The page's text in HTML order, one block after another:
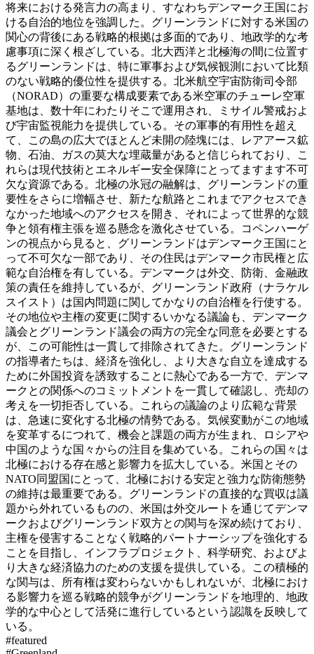
将来における発言力の高まり、すなわちデンマーク王国にお
ける自治的地位を強調した。 グリーンランドに対する米国の
関心の背後にある戦略的根拠は多面的であり、地政学的な考
慮事項に深く根ざしている。北大西洋と北極海の間に位置す
るグリーンランドは、特に軍事および気候観測において比類
のない戦略的優位性を提供する。北米航空宇宙防衛司令部
（NORAD）の重要な構成要素である米空軍のチューレ空軍
基地は、数十年にわたりそこで運用され、ミサイル警戒およ
び宇宙監視能力を提供している。その軍事的有用性を超え
て、この島の広大でほとんど未開の陸塊には、レアアース鉱
物、石油、ガスの莫大な埋蔵量があると信じられており、こ
れらは現代技術とエネルギー安全保障にとってますます不可
欠な資源である。北極の氷冠の融解は、グリーンランドの重
要性をさらに増幅させ、新たな航路とこれまでアクセスでき
なかった地域へのアクセスを開き、それによって世界的な競
争と領有権主張を巡る懸念を激化させている。
コペンハーゲ
ンの視点から見ると、グリーンランドはデンマーク王国にと
って不可欠な一部であり、その住民はデンマーク市民権と広
範な自治権を有している。デンマークは外交、防衛、金融政
策の責任を維持しているが、グリーンランド政府（ナラケル
スイスト）は国内問題に関してかなりの自治権を行使する。
その地位や主権の変更に関するいかなる議論も、デンマーク
議会とグリーンランド議会の両方の完全な同意を必要とする
が、この可能性は一貫して排除されてきた。グリーンランド
の指導者たちは、経済を強化し、より大きな自立を達成する
ために外国投資を誘致することに熱心である一方で、デンマ
ークとの関係へのコミットメントを一貫して確認し、売却の
考えを一切拒否している。
これらの議論のより広範な背景
は、急速に変化する北極の情勢である。気候変動がこの地域
を変革するにつれて、機会と課題の両方が生まれ、ロシアや
中国のような国々からの注目を集めている。これらの国々は
北極における存在感と影響力を拡大している。米国とその
NATO同盟国にとって、北極における安定と強力な防衛態勢
の維持は最重要である。グリーンランドの直接的な買収は議
題から外れているものの、米国は外交ルートを通じてデンマ
ークおよびグリーンランド双方との関与を深め続けており、
主権を侵害することなく戦略的パートナーシップを強化する
ことを目指し、インフラプロジェクト、科学研究、およびよ
り大きな経済協力のための支援を提供している。この積極的
な関与は、所有権は変わらないかもしれないが、北極におけ
る影響力を巡る戦略的競争がグリーンランドを地理的、地政
学的な中心として活発に進行しているという認識を反映して
いる。
#featured